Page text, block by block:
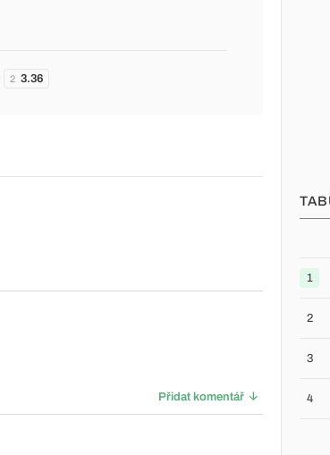
2 3.36
Přidat komentář
1
2
3
4